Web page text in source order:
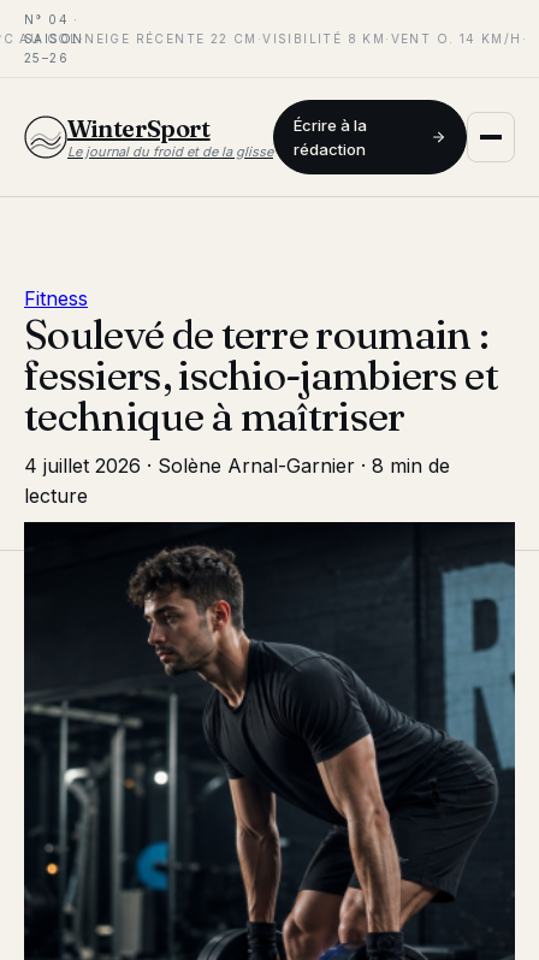
N° 04 ·
SAISON
25–26
AU COL·NEIGE RÉCENTE 22 CM· VISIBILITÉ 8 KM· VENT O. 14 KM/H·
WinterSport
Le journal du froid et de la glisse
Écrire à la
rédaction
Fitness
Soulevé de terre roumain :
fessiers, ischio-jambiers et
technique à maîtriser
4 juillet 2026 · Solène Arnal-Garnier · 8 min de
lecture